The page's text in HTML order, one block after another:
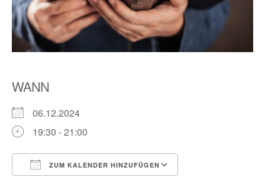
WANN
06.12.2024
19:30 - 21:00
ZUM KALENDER HINZUFÜGEN